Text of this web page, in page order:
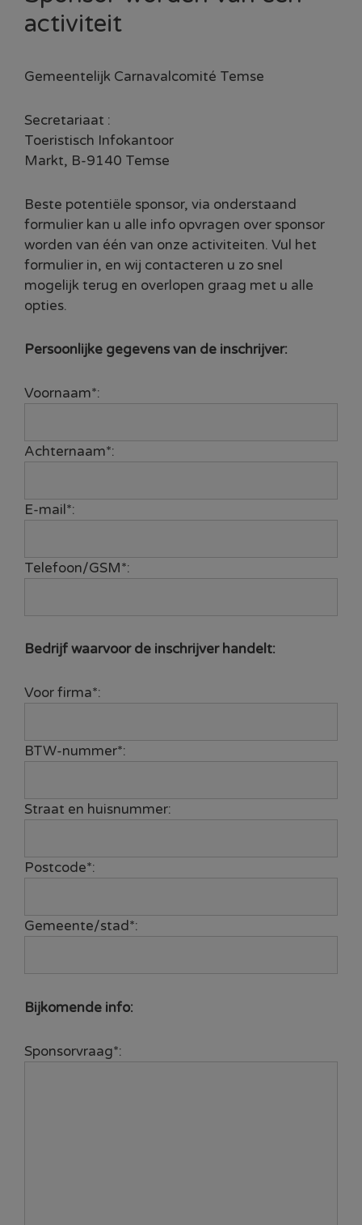
activiteit
Gemeentelijk Carnavalcomité Temse
Secretariaat :
Toeristisch Infokantoor
Markt, B-9140 Temse
Beste potentiële sponsor, via onderstaand
formulier kan u alle info opvragen over sponsor
worden van één van onze activiteiten. Vul het
formulier in, en wij contacteren u zo snel
mogelijk terug en overlopen graag met u alle
opties.
Persoonlijke gegevens van de inschrijver:
Voornaam*:
Achternaam*:
E-mail*:
Telefoon/GSM*:
Bedrijf waarvoor de inschrijver handelt:
Voor firma*:
BTW-nummer*:
Straat en huisnummer:
Postcode*:
Gemeente/stad*:
Bijkomende info:
Sponsorvraag*: